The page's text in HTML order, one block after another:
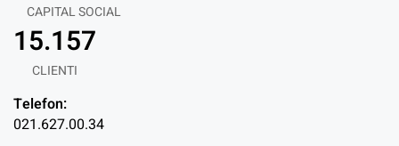
CAPITAL SOCIAL
CLIENTI
15.157
Telefon:
021.627.00.34